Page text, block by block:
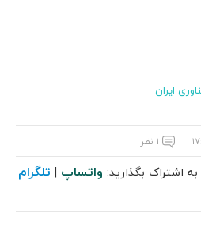
ایران
۱ نظر
اشتراک بگذارید: واتساپ | تلگرام